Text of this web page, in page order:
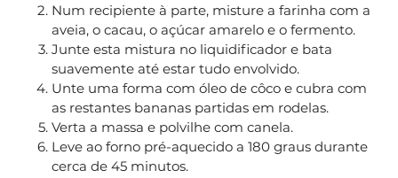
Num recipiente à parte, misture a farinha com a
aveia, o cacau, o açúcar amarelo e o fermento.
Junte esta mistura no liquidificador e bata
suavemente até estar tudo envolvido.
Unte uma forma com óleo de côco e cubra com
as restantes bananas partidas em rodelas.
Verta a massa e polvilhe com canela.
Leve ao forno pré-aquecido a 180 graus durante
cerca de 45 minutos.